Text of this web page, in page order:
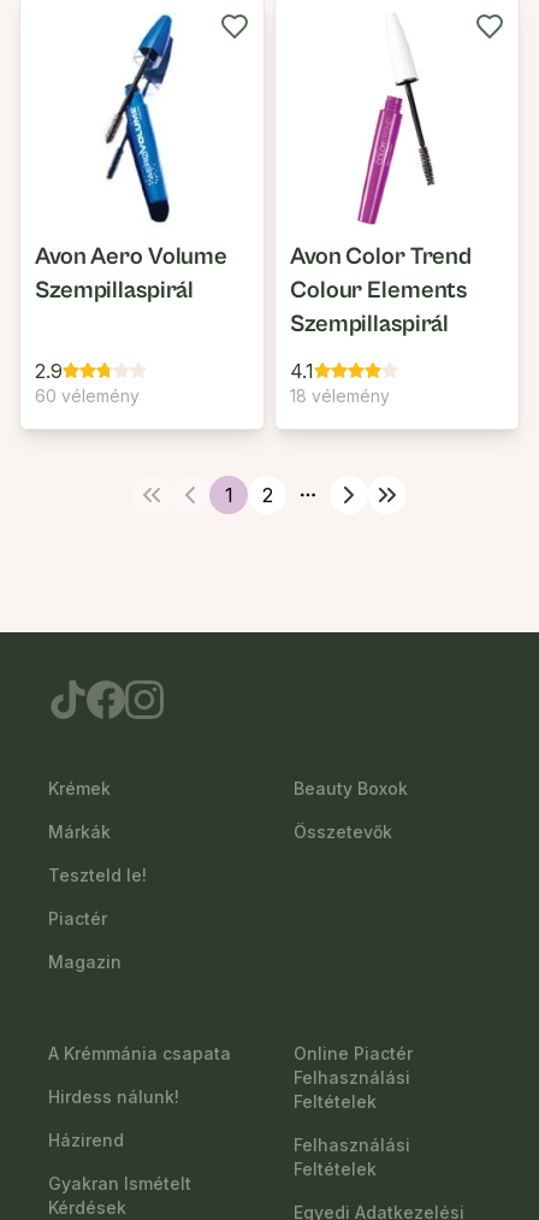
Avon Aero Volume
Szempillaspirál
2.9
60 vélemény
Avon Color Trend
Colour Elements
Szempillaspirál
4.1
18 vélemény
1 2
More pages
Krémek
Márkák
Teszteld le!
Piactér
Magazin
Beauty Boxok
Összetevők
A Krémmánia csapata
Hirdess nálunk!
Házirend
Gyakran Ismételt
Kérdések
Online Piactér
Felhasználási
Feltételek
Felhasználási
Feltételek
Egyedi Adatkezelési